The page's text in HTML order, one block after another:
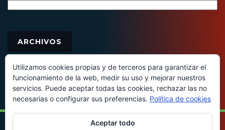
ARCHIVOS
Utilizamos cookies propias y de terceros para garantizar el
funcionamiento de la web, medir su uso y mejorar nuestros
servicios. Puede aceptar todas las cookies, rechazar las no
necesarias o configurar sus preferencias. Política de cookies
Aceptar todo